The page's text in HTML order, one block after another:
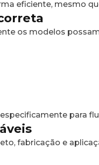
eficiente, mesmo
os modelos
para
fabricação e